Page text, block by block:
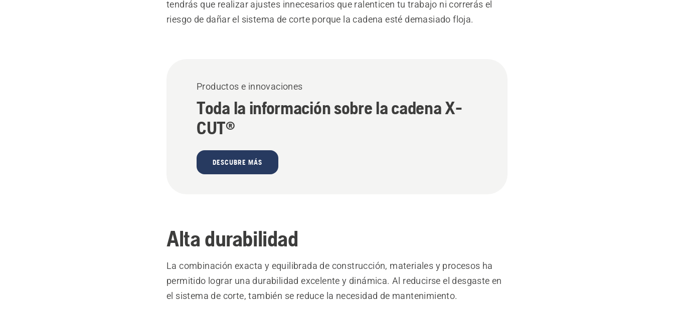
tendrás que realizar ajustes innecesarios que ralenticen tu trabajo ni correrás el
riesgo de dañar el sistema de corte porque la cadena esté demasiado floja.
Productos e innovaciones
Toda la información sobre la cadena X-
CUT®
DESCUBRE MÁS
Alta durabilidad
La combinación exacta y equilibrada de construcción, materiales y procesos ha
permitido lograr una durabilidad excelente y dinámica. Al reducirse el desgaste en
el sistema de corte, también se reduce la necesidad de mantenimiento.